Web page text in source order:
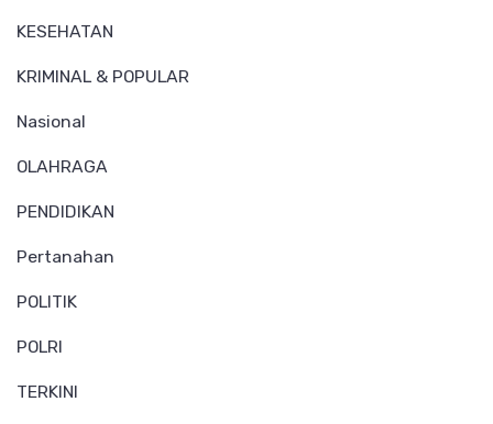
KESEHATAN
KRIMINAL & POPULAR
Nasional
OLAHRAGA
PENDIDIKAN
Pertanahan
POLITIK
POLRI
TERKINI